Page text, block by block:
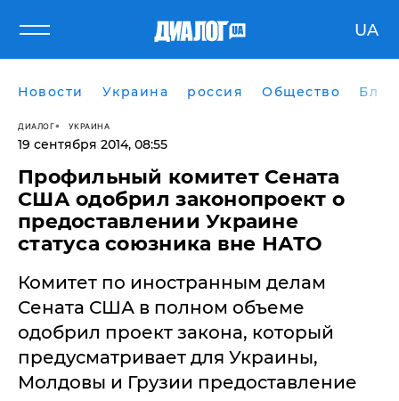
UA
Новости Украина россия Общество
ДИАЛОГ УКРАИНА
19 сентября 2014, 08:55
Профильный комитет Сената
США одобрил законопроект о
предоставлении Украине
статуса союзника вне НАТО
Комитет по иностранным делам
Сената США в полном объеме
одобрил проект закона, который
предусматривает для Украины,
Молдовы и Грузии предоставление